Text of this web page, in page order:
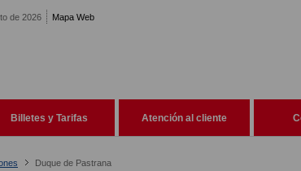
de 2026 Mapa Web
Billetes y Tarifas Atención al cliente
Duque de Pastrana